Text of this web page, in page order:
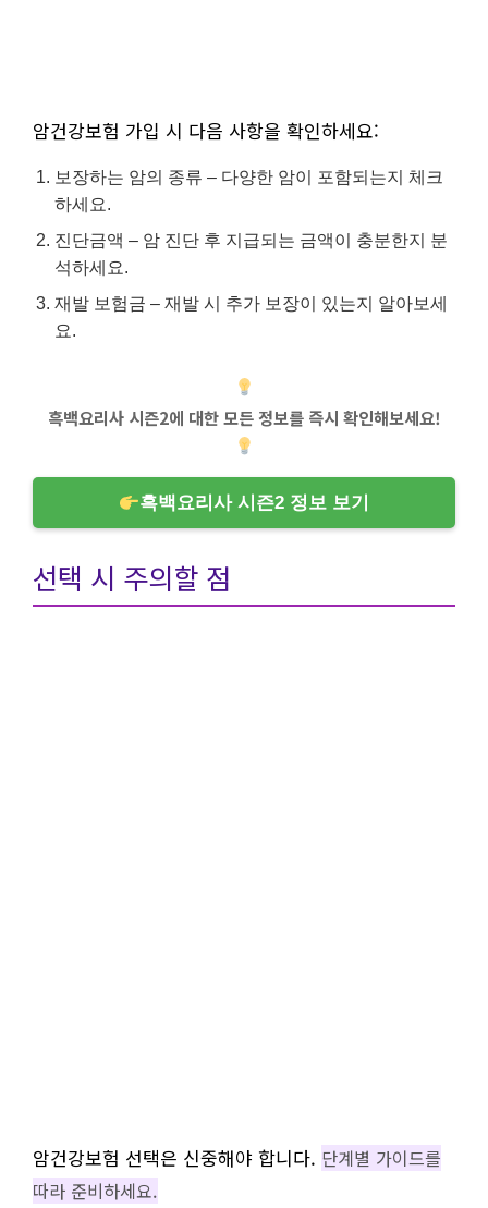
암건강보험 가입 시 다음 사항을 확인하세요:
보장하는 암의 종류 – 다양한 암이 포함되는지 체크
하세요.
진단금액 – 암 진단 후 지급되는 금액이 충분한지 분
석하세요.
재발 보험금 – 재발 시 추가 보장이 있는지 알아보세
요.
흑백요리사 시즌2에 대한 모든 정보를 즉시 확인해보세요!
흑백요리사 시즌2 정보 보기
선택 시 주의할 점
암건강보험 선택은 신중해야 합니다. 단계별 가이드를
따라 준비하세요.